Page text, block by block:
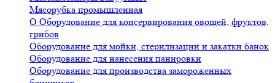
Мясорубка промышленная
О Оборудование для консервирования овощей, фруктов,
грибов
Оборудование для мойки, стерилизации и закатки банок
Оборудование для нанесения панировки
Оборудование для производства замороженных